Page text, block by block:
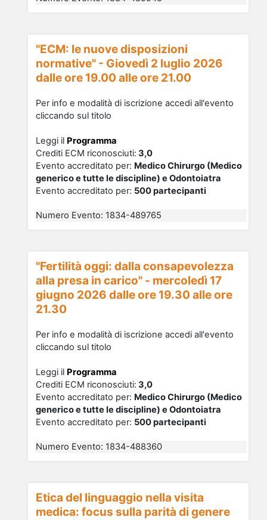
"ECM: le nuove disposizioni
normative" - Giovedì 2 luglio 2026
dalle ore 19.00 alle ore 21.00
Per info e modalità di iscrizione accedi all'evento
cliccando sul titolo
Leggi il Programma
Crediti ECM riconosciuti: 3,0
Evento accreditato per: Medico Chirurgo (Medico
generico e tutte le discipline) e Odontoiatra
Evento accreditato per: 500 partecipanti
Numero Evento: 1834-489765
"Fertilità oggi: dalla consapevolezza
alla presa in carico" - mercoledì 17
giugno 2026 dalle ore 19.30 alle ore
21.30
Per info e modalità di iscrizione accedi all'evento
cliccando sul titolo
Leggi il Programma
Crediti ECM riconosciuti: 3,0
Evento accreditato per: Medico Chirurgo (Medico
generico e tutte le discipline) e Odontoiatra
Evento accreditato per: 500 partecipanti
Numero Evento: 1834-488360
Etica del linguaggio nella visita
medica: focus sulla parità di genere